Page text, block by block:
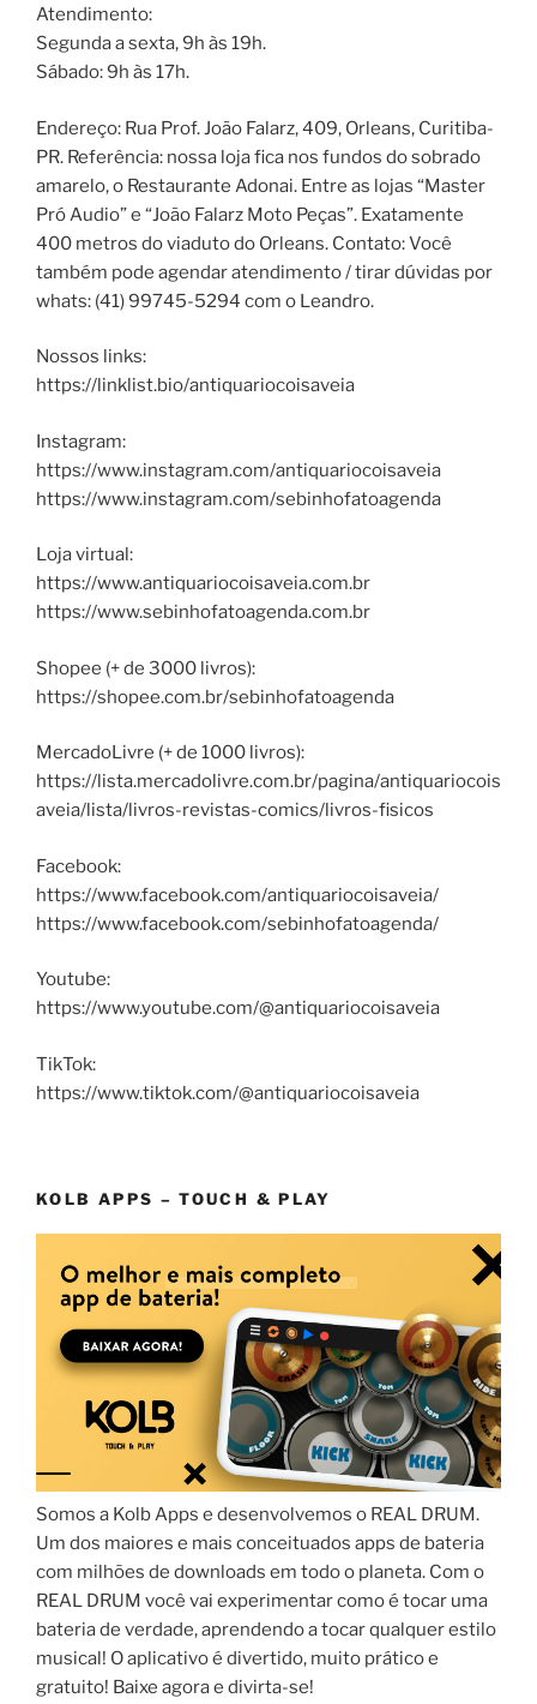
Atendimento:
Segunda a sexta, 9h às 19h.
Sábado: 9h às 17h.
Endereço: Rua Prof. João Falarz, 409, Orleans, Curitiba-
PR. Referência: nossa loja fica nos fundos do sobrado
amarelo, o Restaurante Adonai. Entre as lojas “Master
Pró Audio” e “João Falarz Moto Peças”. Exatamente
400 metros do viaduto do Orleans. Contato: Você
também pode agendar atendimento / tirar dúvidas por
whats: (41) 99745-5294 com o Leandro.
Nossos links:
https://linklist.bio/antiquariocoisaveia
Instagram:
https://www.instagram.com/antiquariocoisaveia
https://www.instagram.com/sebinhofatoagenda
Loja virtual:
https://www.antiquariocoisaveia.com.br
https://www.sebinhofatoagenda.com.br
Shopee (+ de 3000 livros):
https://shopee.com.br/sebinhofatoagenda
MercadoLivre (+ de 1000 livros):
https://lista.mercadolivre.com.br/pagina/antiquariocois
aveia/lista/livros-revistas-comics/livros-fisicos
Facebook:
https://www.facebook.com/antiquariocoisaveia/
https://www.facebook.com/sebinhofatoagenda/
Youtube:
https://www.youtube.com/@antiquariocoisaveia
TikTok:
https://www.tiktok.com/@antiquariocoisaveia
KOLB APPS – TOUCH & PLAY
Somos a Kolb Apps e desenvolvemos o REAL DRUM.
Um dos maiores e mais conceituados apps de bateria
com milhões de downloads em todo o planeta. Com o
REAL DRUM você vai experimentar como é tocar uma
bateria de verdade, aprendendo a tocar qualquer estilo
musical! O aplicativo é divertido, muito prático e
gratuito! Baixe agora e divirta-se!